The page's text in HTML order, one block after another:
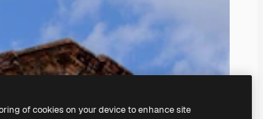
of cookies on your device to enhance site